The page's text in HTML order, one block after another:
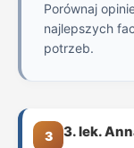
Porównaj
najlepszych
potrzeb.
3 3. lek.